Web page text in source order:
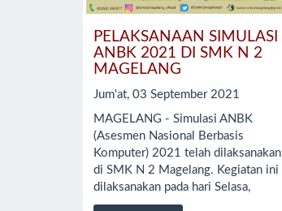
PELAKSANAAN SIMULASI
ANBK 2021 DI SMK N 2
MAGELANG
Jum'at, 03 September 2021
MAGELANG - Simulasi ANBK
(Asesmen Nasional Berbasis
Komputer) 2021 telah dilaksanakan
di SMK N 2 Magelang. Kegiatan ini
dilaksanakan pada hari Selasa,